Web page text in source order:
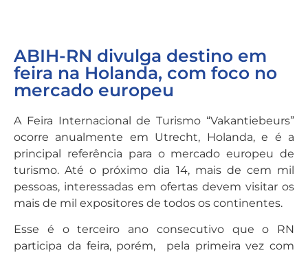
ABIH-RN divulga destino em
feira na Holanda, com foco no
mercado europeu
A Feira Internacional de Turismo “Vakantiebeurs”
ocorre anualmente em Utrecht, Holanda, e é a
principal referência para o mercado europeu de
turismo. Até o próximo dia 14, mais de cem mil
pessoas, interessadas em ofertas devem visitar os
mais de mil expositores de todos os continentes.
Esse é o terceiro ano consecutivo que o RN
participa da feira, porém, pela primeira vez com